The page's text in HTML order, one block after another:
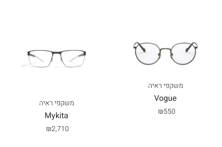
משקפי ראיה
₪2,710
Mykita
משקפי ראיה
₪550
Vogue